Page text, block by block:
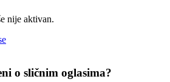
nije aktivan.
o sličnim oglasima?